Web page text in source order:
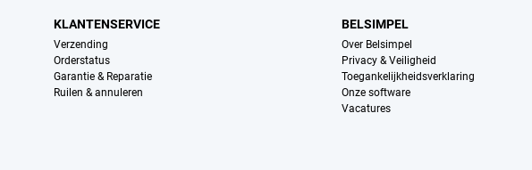
KLANTENSERVICE
Verzending
Orderstatus
Garantie & Reparatie
Ruilen & annuleren
BELSIMPEL
Over Belsimpel
Privacy & Veiligheid
Toegankelijkheidsverklaring
Onze software
Vacatures